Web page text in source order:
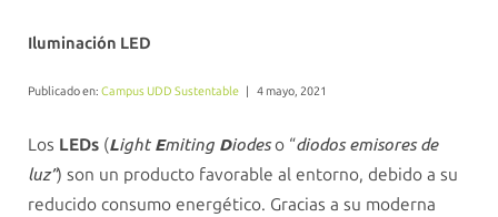
Iluminación LED
Publicado en: Campus UDD Sustentable 4 mayo, 2021
Los LEDs (Light Emiting Diodeso “diodos emisores de
luz”) son un producto favorable al entorno, debido a su
reducido consumo energético. Gracias a su moderna